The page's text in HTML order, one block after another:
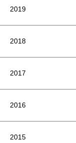
2019
2018
2017
2016
2015